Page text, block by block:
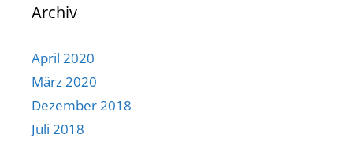
Archiv
April 2020
März 2020
Dezember 2018
Juli 2018